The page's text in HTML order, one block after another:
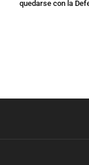
quedarse con la